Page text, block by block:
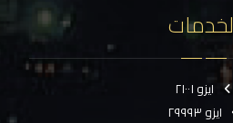
ايزو ٢١٠٠١
ايزو ٢٩٩٩٣